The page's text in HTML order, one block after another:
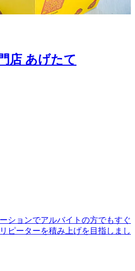
店 あげたて
ションでアルバイトの方でもすぐ
ピーターを積み上げを目指しまし